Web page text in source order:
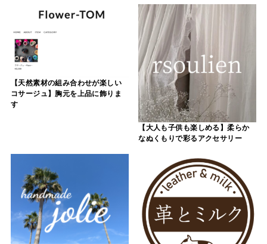
【天然素材の組み合わせが楽しい
コサージュ】胸元を上品に飾りま
す
【大人も子供も楽しめる】柔らか
なぬくもりで彩るアクセサリー